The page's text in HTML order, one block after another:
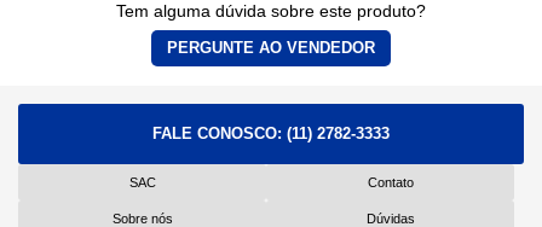
Tem alguma dúvida sobre este produto?
PERGUNTE AO VENDEDOR
FALE CONOSCO: (11) 2782-3333
SAC Contato
Sobre nós Dúvidas